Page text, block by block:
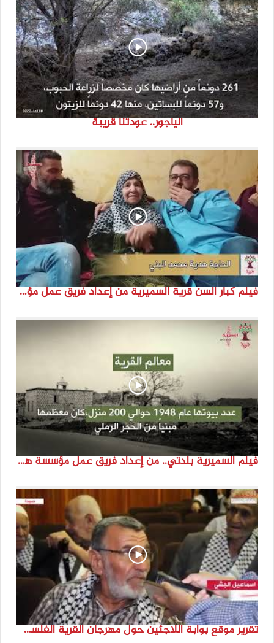
الياجور.. عودتنا قريبة
فيلم كبار السن قرية السميرية من إعداد فريق عمل مؤسسة هوية
فيلم السميرية بلدتي.. من إعداد فريق عمل مؤسسة هوية
تقرير موقع بوابة اللاجئين حول مهرجان القرية الفلسطينية ( السميرية بلدتي)